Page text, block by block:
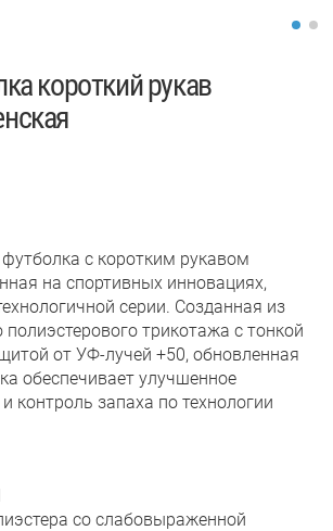
короткий рукав
с коротким рукавом
на спортивных инновациях,
серии. Созданная из
трикотажа с тонкой
от УФ-лучей +50, обновленная
обеспечивает улучшенное
контроль запаха по технологии
со слабовыраженной